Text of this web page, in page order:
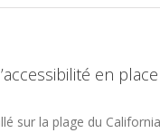
en place
sur la plage du